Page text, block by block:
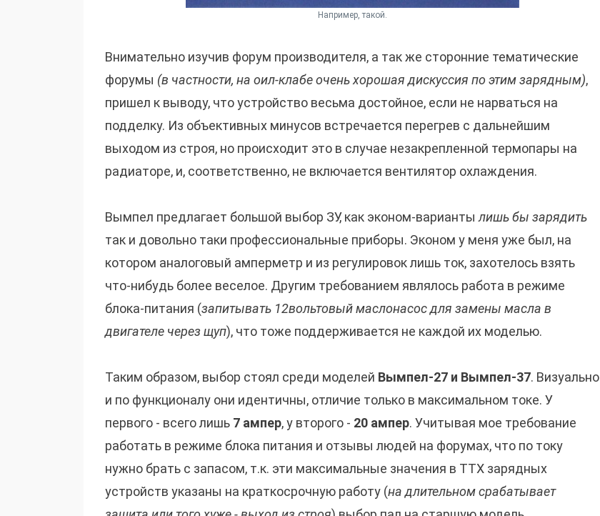
Например, такой.
Внимательно изучив форум производителя, а так же сторонние тематические
форумы (в частности, на оил-клабе очень хорошая дискуссия по этим зарядным),
пришел к выводу, что устройство весьма достойное, если не нарваться на
подделку. Из объективных минусов встречается перегрев с дальнейшим
выходом из строя, но происходит это в случае незакрепленной термопары на
радиаторе, и, соответственно, не включается вентилятор охлаждения.
Вымпел предлагает большой выбор ЗУ, как эконом-вариантылишь бы зарядить
так и довольно таки профессиональные приборы. Эконом у меня уже был, на
котором аналоговый амперметр и из регулировок лишь ток, захотелось взять
что-нибудь более веселое. Другим требованием являлось работа в режиме
блока-питания (запитывать 12вольтовый маслонасос для замены масла в
двигателе через щуп), что тоже поддерживается не каждой их моделью.
Таким образом, выбор стоял среди моделей Вымпел-27 и Вымпел-37. Визуально
и по функционалу они идентичны, отличие только в максимальном токе. У
первого - всего лишь 7 ампер, у второго - 20 ампер. Учитывая мое требование
работать в режиме блока питания и отзывы людей на форумах, что по току
нужно брать с запасом, т.к. эти максимальные значения в ТТХ зарядных
устройств указаны на краткосрочную работу (на длительном срабатывает